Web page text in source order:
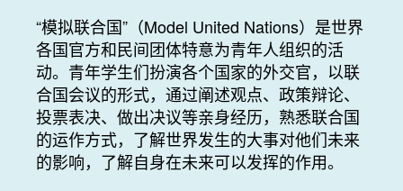
“模拟联合国”（Model United Nations）是世界
各国官方和民间团体特意为青年人组织的活
动。青年学生们扮演各个国家的外交官，以联
合国会议的形式，通过阐述观点、政策辩论、
投票表决、做出决议等亲身经历，熟悉联合国
的运作方式，了解世界发生的大事对他们未来
的影响，了解自身在未来可以发挥的作用。